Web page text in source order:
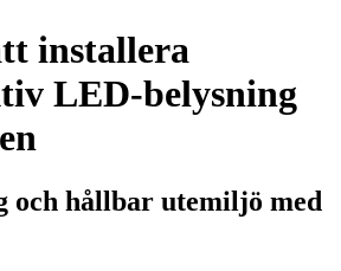
installera
LED-belysning
och hållbar utemiljö med